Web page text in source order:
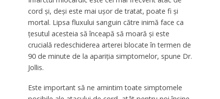
cord și, deși este mai ușor de tratat, poate fi și
mortal. Lipsa fluxului sanguin către inimă face ca
țesutul acesteia să înceapă să moară și este
crucială redeschiderea arterei blocate în termen de
90 de minute de la apariția simptomelor, spune Dr.
Jollis.
Este important să ne amintim toate simptomele